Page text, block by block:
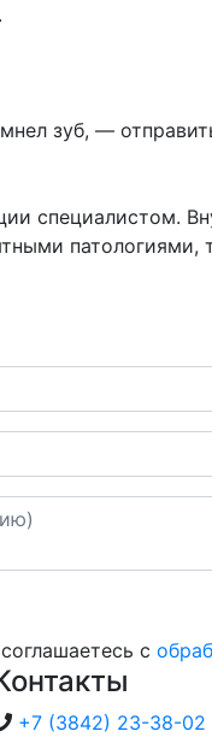
зуб, —
специалистом.
патологиями,
с
+7 (3842) 23-38-02